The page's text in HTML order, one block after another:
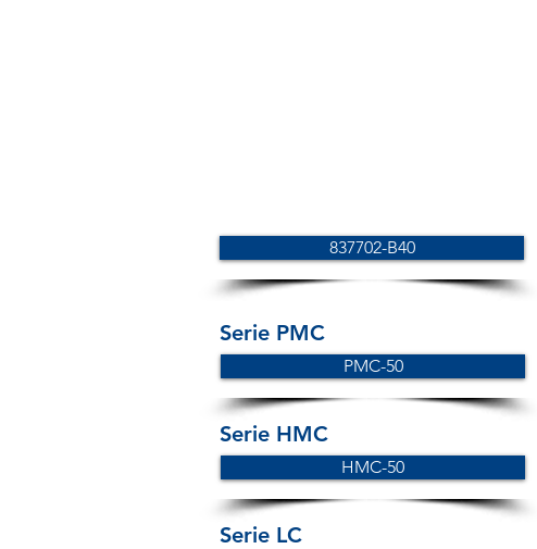
837702-B40
Serie PMC
PMC-50
Serie HMC
HMC-50
Serie LC